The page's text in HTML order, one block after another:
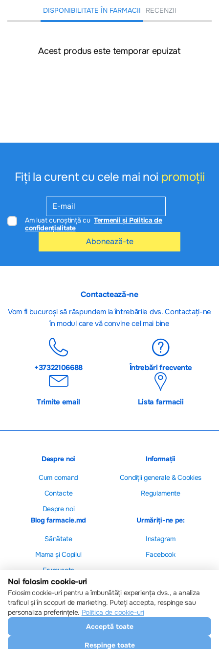
DISPONIBILITATE ÎN FARMACII
RECENZII
Acest produs este temporar epuizat
Fiți la curent cu cele mai noi promoții
Am luat cunoștință cu Termenii și Politica de
confidențialitate
Abonează-te
Contactează-ne
Vom fi bucuroși să răspundem la întrebările dvs. Contactați-ne
în modul care vă convine cel mai bine
+37322106688 Întrebări frecvente
Trimite email Lista farmacii
Despre noi
Cum comand
Contacte
Despre noi
Informații
Сondiții generale & Cookies
Regulamente
Blog farmacie.md
Sănătate
Mama și Copilul
Frumusețe
Urmăriți-ne pe:
Instagram
Facebook
Farmacie.md
Setări cookie-uri
Politica de cookie-uri
Noi folosim cookie-uri
Folosim cookie-uri pentru a îmbunătăți experiența dvs., a analiza
traficul și în scopuri de marketing. Puteți accepta, respinge sau
personaliza preferințele. Politica de cookie-uri
Acceptă toate
Respinge toate